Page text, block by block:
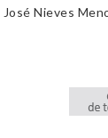
José Nieves